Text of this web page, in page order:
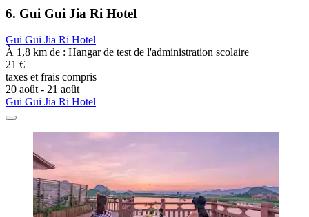
6. Gui Gui Jia Ri Hotel
Gui Gui Jia Ri Hotel
À 1,8 km de : Hangar de test de l'administration scolaire
21 €
taxes et frais compris
20 août - 21 août
Gui Gui Jia Ri Hotel